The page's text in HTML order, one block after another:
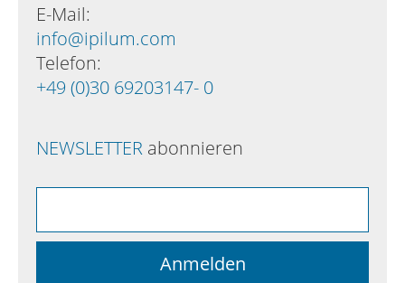
E-Mail:
info@ipilum.com
Telefon:
+49 (0)30 69203147- 0
NEWSLETTER abonnieren